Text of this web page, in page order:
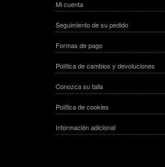
Mi cuenta
Seguimiento de su pedido
Formas de pago
Política de cambios y devoluciones
Conozca su talla
Política de cookies
Información adicional